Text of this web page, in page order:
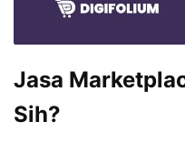
Jasa
Sih?